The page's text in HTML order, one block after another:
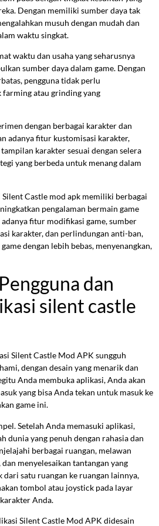
Dengan memiliki sumber daya tak
musuh dengan mudah dan
waktu singkat.
waktu dan usaha yang seharusnya
sumber daya dalam game. Dengan
pengguna tidak perlu
atau grinding yang
dengan berbagai karakter dan
adanya fitur kustomisasi karakter,
karakter sesuai dengan selera
yang berbeda untuk menang dalam
Castle mod apk memiliki berbagai
pengalaman bermain game
fitur modifikasi game, sumber
karakter, dan perlindungan anti-ban,
dengan lebih bebas, menyenangkan,
dan
silent castle
Silent Castle Mod APK sungguh
dengan desain yang menarik dan
Anda membuka aplikasi, Anda akan
yang bisa Anda tekan untuk masuk ke
game ini.
Setelah Anda memasuki aplikasi,
dunia yang penuh dengan rahasia dan
berbagai ruangan, melawan
menyelesaikan tantangan yang
dari satu ruangan ke ruangan lainnya,
tombol atau joystick pada layar
Anda.
Silent Castle Mod APK didesain